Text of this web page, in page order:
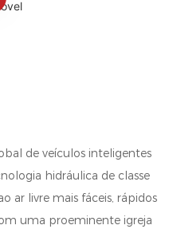
de veículos inteligentes
hidráulica de classe
ar livre mais fáceis, rápidos
uma proeminente igreja